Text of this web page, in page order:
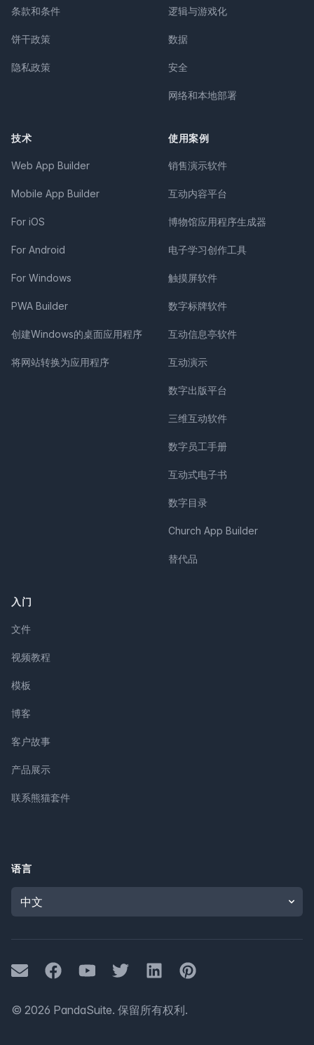
条款和条件
饼干政策
隐私政策
逻辑与游戏化
数据
安全
网络和本地部署
技术
Web App Builder
Mobile App Builder
For iOS
For Android
For Windows
PWA Builder
创建Windows的桌面应用程序
将网站转换为应用程序
使用案例
销售演示软件
互动内容平台
博物馆应用程序生成器
电子学习创作工具
触摸屏软件
数字标牌软件
互动信息亭软件
互动演示
数字出版平台
三维互动软件
数字员工手册
互动式电子书
数字目录
Church App Builder
替代品
入门
文件
视频教程
模板
博客
客户故事
产品展示
联系熊猫套件
语言
Language
Mail FacebookYoutubeTwitter LinkedInPinterest
© 2026 PandaSuite. 保留所有权利.